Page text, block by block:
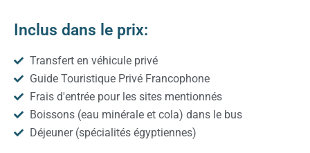
Inclus dans le prix:
Transfert en véhicule privé
Guide Touristique Privé Francophone
Frais d'entrée pour les sites mentionnés
Boissons (eau minérale et cola) dans le bus
Déjeuner (spécialités égyptiennes)